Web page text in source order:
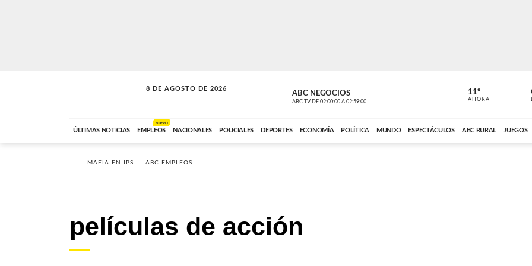
8 DE AGOSTO DE 2026
SOLO MÚSICA ABC NEGOCIOS
ABC TV DE 02:00:00 A 02:59:00
VOCES DEL
ABC CARDINAL
11º
AHORA
ÚLTIMAS NOTICIAS EMPLEOS
NUEVO
NACIONALES POLICIALES DEPORTES ECONOMÍA POLÍTICA MUNDO ESPECTÁCULOS ABC RURAL JUEGOS
MAFIA EN IPS ABC EMPLEOS
películas de acción